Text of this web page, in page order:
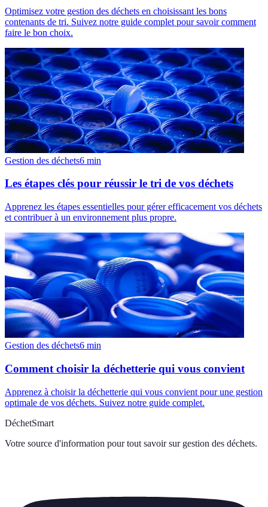
Optimisez votre gestion des déchets en choisissant les bons
contenants de tri. Suivez notre guide complet pour savoir comment
faire le bon choix.
Gestion des déchets6 min
Les étapes clés pour réussir le tri de vos déchets
Apprenez les étapes essentielles pour gérer efficacement vos déchets
et contribuer à un environnement plus propre.
Gestion des déchets6 min
Comment choisir la déchetterie qui vous convient
Apprenez à choisir la déchetterie qui vous convient pour une gestion
optimale de vos déchets. Suivez notre guide complet.
DéchetSmart
Votre source d'information pour tout savoir sur gestion des déchets.